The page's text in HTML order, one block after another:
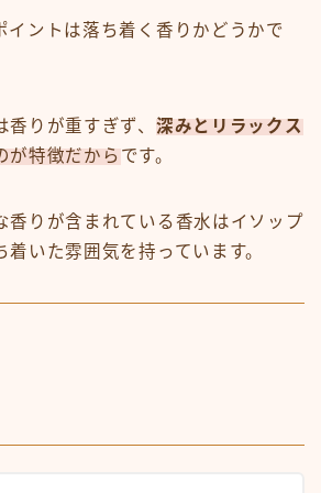
イントは落ち着く香りかどうかで
りが重すぎず、 深みとリラックス
が特徴だから です。
香りが含まれている香水はイソップ
着いた雰囲気を持っています。